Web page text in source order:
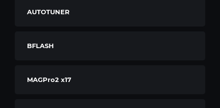
AUTOTUNER
BFLASH
MAGPro2 x17